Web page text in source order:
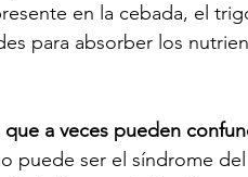
en la cebada, el
para absorber los
que a veces pueden
puede ser el síndrome